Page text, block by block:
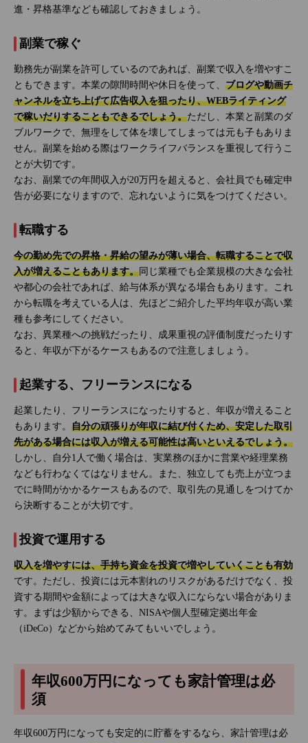
進・昇格基準なども確認しておきましょう。
副業で稼ぐ
勤務先が副業を許可しているのであれば、副業で収入を増やすこ
ともできます。本業の隙間時間や休日を使って、 ブログや動画チ
ャンネルを立ち上げて広告収入を狙ったり、WEBライティング
で稼いだりすることもできるでしょう。ただし、本業と副業のダ
ブルワークで、無理をして体を壊してしまっては元も子もありま
せん。副業を始める際はワークライフバランスを重視して行うこ
とが大切です。
なお、副業での年間収入が20万円を超えると、会社員でも確定申
告が必要になりますので、忘れないように気をつけてください。
転職する
今の勤め先での昇格・昇給の望みが薄い場合、転職することで収
入が増えることもあります。 同じ業種でも企業規模の大きな会社
や都心の会社であれば、給与体系が異なる場合もあります。これ
から転職を考えている人は、先ほどご紹介した平均年収が高い業
種も参考にしてください。
なお、異業種への挑戦だったり、成果重視の評価制度だったりす
ると、年収が下がるケースもあるので注意しましょう。
起業する、フリーランスになる
起業したり、フリーランスになったりすると、年収が増えること
もあります。 自分の頑張りが年収に結び付くため、安定した取引
先がある場合には収入が増える可能性は高いといえるでしょう。
しかし、自分1人で働く場合は、実業務のほかに営業や経理業務
なども行わなくてはなりません。また、独立しても売上が立つま
でに時間がかかるケースもあるので、取引先の見通しをつけてか
ら決断することが大切です。
投資で運用する
収入を増やすには、手持ち資金を投資で増やしていくことも有効
です。ただし、投資には元本割れのリスクがあるだけでなく、投
資する期間や金額によっては大きな収入にならない場合がありま
す。まずは少額からできる、NISAや個人型確定拠出年金
（iDeCo）などから始めてみてもいいでしょう。
年収600万円になっても家計管理は必
須
年収600万円になっても安定的に貯蓄をするなら、家計管理は必